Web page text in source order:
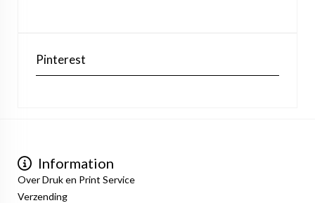
Pinterest
Information
Over Druk en Print Service
Verzending